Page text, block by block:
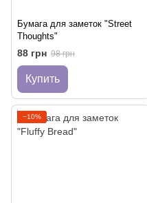
Бумага для заметок "Street
Thoughts"
88 грн 98 грн
Купить
−10%